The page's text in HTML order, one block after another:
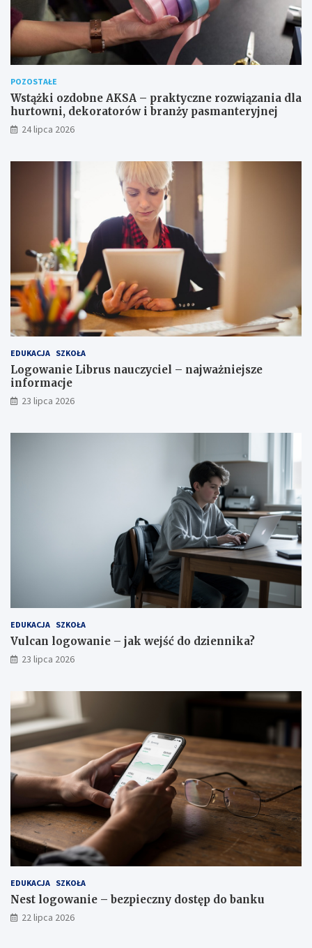
POZOSTAŁE
Wstążki ozdobne AKSA – praktyczne rozwiązania dla
hurtowni, dekoratorów i branży pasmanteryjnej
24 lipca 2026
EDUKACJA SZKOŁA
Logowanie Librus nauczyciel – najważniejsze
informacje
23 lipca 2026
EDUKACJA SZKOŁA
Vulcan logowanie – jak wejść do dziennika?
23 lipca 2026
EDUKACJA SZKOŁA
Nest logowanie – bezpieczny dostęp do banku
22 lipca 2026